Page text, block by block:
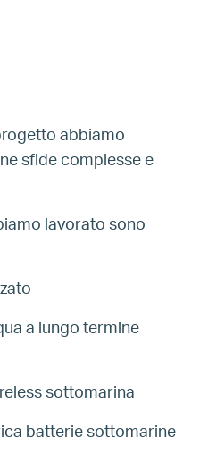
abbiamo
sfide complesse e
lavorato sono
a lungo termine
sottomarina
batterie sottomarine